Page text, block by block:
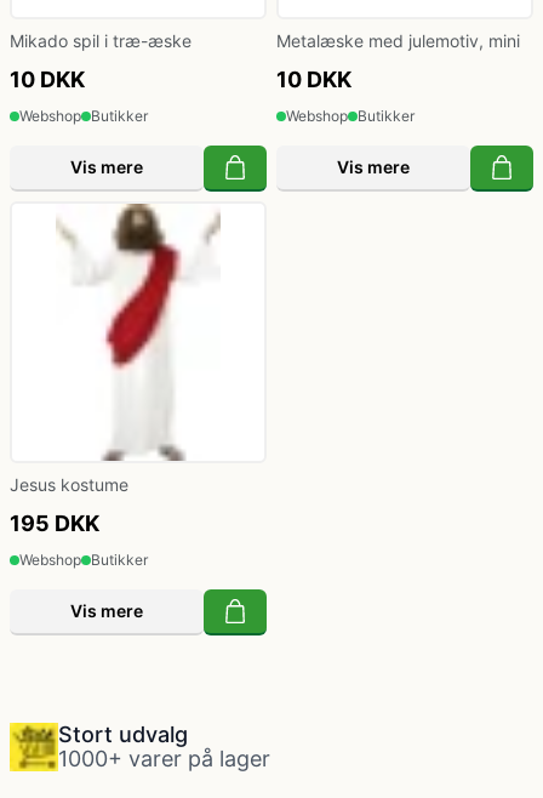
Mikado spil i træ-æske
10 DKK
Webshop Butikker
Vis mere
Metalæske med julemotiv, mini
10 DKK
Webshop Butikker
Vis mere
Jesus kostume
195 DKK
Webshop Butikker
Vis mere
Stort udvalg
1000+ varer på lager